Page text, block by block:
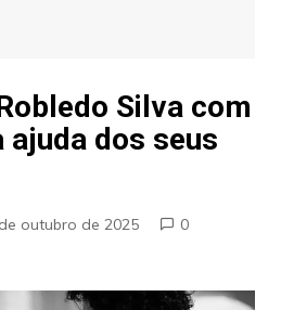
Silva com
ajuda dos seus
outubro de 2025
0